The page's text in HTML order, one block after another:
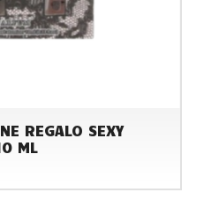
REGALO SEXY
ML